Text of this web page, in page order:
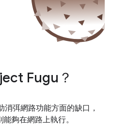
Fugu？
弭網路功能方面的缺口，
夠在網路上執行。